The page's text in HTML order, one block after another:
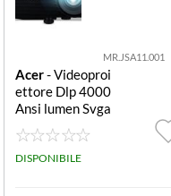
MR.JSA11.001
Acer- Videoproi
ettore Dlp 4000
Ansi lumen Svga
X1123HP 20.00
0 1 4000ANSI V
GA HDMI WIRE
DISPONIBILE